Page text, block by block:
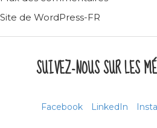
Site de WordPress-FR
SUIVEZ-NOUS SUR LES
Facebook LinkedIn